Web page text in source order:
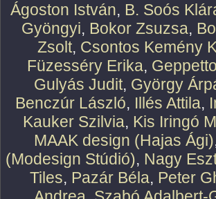
Ágoston István, B. Soós
Gyöngyi, Bokor Zsuzsa,
Zsolt, Csontos Kemény
Füzesséry Erika,
Gulyás Judit, György
Benczúr László, Illés Attila,
Kauker Szilvia, Kis Iringó
MAAK design (Hajas Ági)
(Modesign Stúdió), Nagy
Tiles, Pazár Béla, Peter